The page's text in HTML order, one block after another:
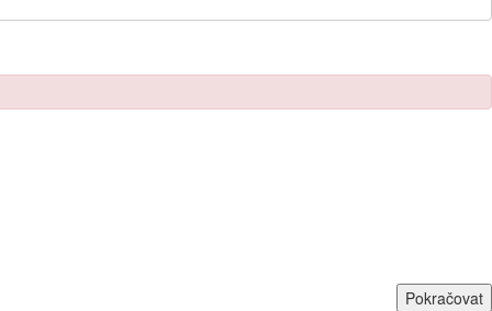
Pokračovat